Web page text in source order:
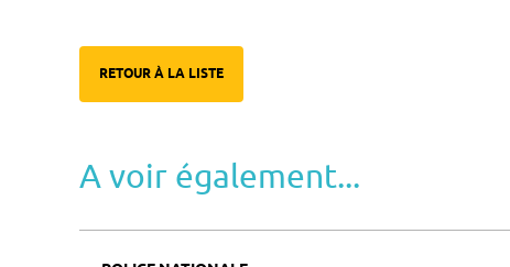
RETOUR À LA LISTE
A voir également...